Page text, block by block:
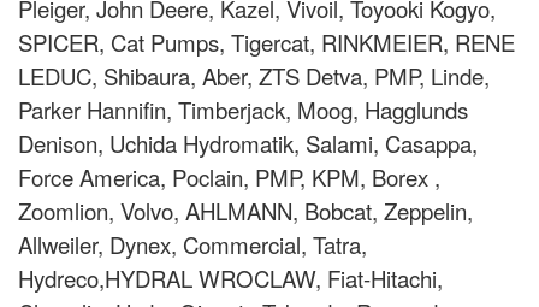
Pleiger, John Deere, Kazel, Vivoil, Toyooki Kogyo,
SPICER, Cat Pumps, Tigercat, RINKMEIER, RENE
LEDUC, Shibaura, Aber, ZTS Detva, PMP, Linde,
Parker Hannifin, Timberjack, Moog, Hagglunds
Denison, Uchida Hydromatik, Salami, Casappa,
Force America, Poclain, PMP, KPM, Borex ,
Zoomlion, Volvo, AHLMANN, Bobcat, Zeppelin,
Allweiler, Dynex, Commercial, Tatra,
Hydreco,HYDRAL WROCLAW, Fiat-Hitachi,